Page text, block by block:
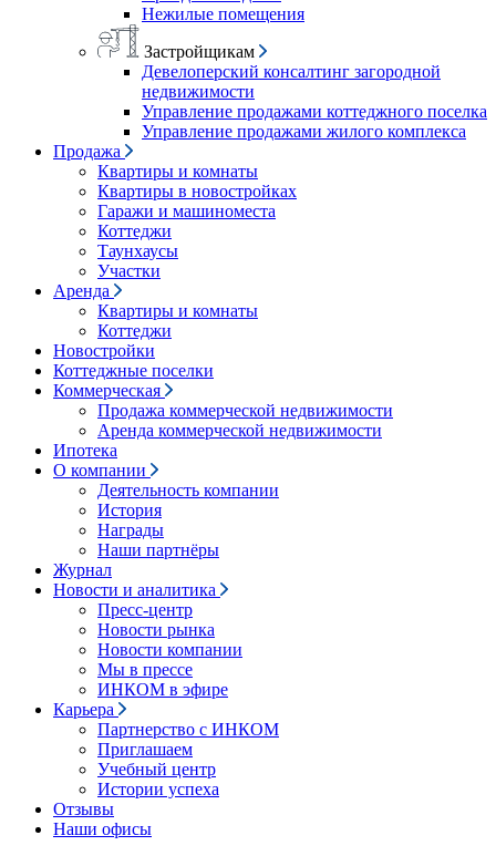
Нежилые помещения
Застройщикам
Девелоперский консалтинг загородной
недвижимости
Управление продажами коттеджного поселка
Управление продажами жилого комплекса
Продажа
Квартиры и комнаты
Квартиры в новостройках
Гаражи и машиноместа
Коттеджи
Таунхаусы
Участки
Аренда
Квартиры и комнаты
Коттеджи
Новостройки
Коттеджные поселки
Коммерческая
Продажа коммерческой недвижимости
Аренда коммерческой недвижимости
Ипотека
О компании
Деятельность компании
История
Награды
Наши партнёры
Журнал
Новости и аналитика
Пресс-центр
Новости рынка
Новости компании
Мы в прессе
ИНКОМ в эфире
Карьера
Партнерство с ИНКОМ
Приглашаем
Учебный центр
Истории успеха
Отзывы
Наши офисы